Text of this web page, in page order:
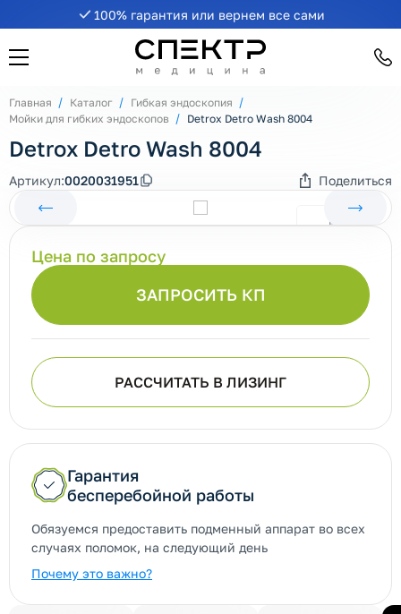
100% гарантия или вернем все сами
Главная Каталог
Гибкая эндоскопия
Мойки для гибких эндоскопов
Detrox Detro Wash 8004
Detrox Detro Wash 8004
Артикул:0020031951 Поделиться
ЗАПРОСИТЬ КП
Цена по запросу
РАССЧИТАТЬ В ЛИЗИНГ
Гарантия
бесперебойной работы
Обязуемся предоставить подменный аппарат во всех
случаях поломок, на следующий день
Почему это важно?